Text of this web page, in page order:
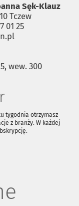
Sęk-Klauz
Tczew
01 25
wew. 300
tygodnia otrzymasz
z branży. W każdej